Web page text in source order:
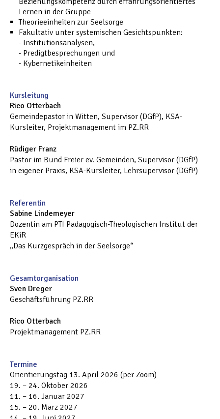
Lernen in der Gruppe
Theorieeinheiten zur Seelsorge
Fakultativ unter systemischen Gesichtspunkten:
- Institutionsanalysen,
- Predigtbesprechungen und
- Kybernetikeinheiten
Kursleitung
Rico Otterbach
Gemeindepastor in Witten, Supervisor (DGfP), KSA-
Kursleiter, Projektmanagement im PZ.RR
Rüdiger Franz
Pastor im Bund Freier ev. Gemeinden, Supervisor (DGfP)
in eigener Praxis, KSA-Kursleiter, Lehrsupervisor (DGfP)
Referentin
Sabine Lindemeyer
Dozentin am PTI Pädagogisch-Theologischen Institut der
EKiR
„Das Kurzgespräch in der Seelsorge“
Gesamtorganisation
Sven Dreger
Geschäftsführung PZ.RR
Rico Otterbach
Projektmanagement PZ.RR
Termine
Orientierungstag 13. April 2026 (per Zoom)
19. – 24. Oktober 2026
11. – 16. Januar 2027
15. – 20. März 2027